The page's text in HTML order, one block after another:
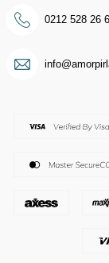
0212 528 26